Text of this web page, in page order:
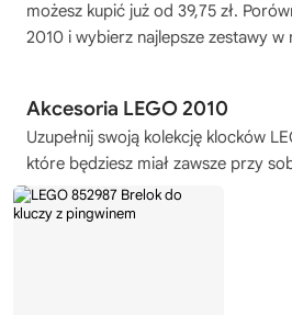
możesz kupić już od 39,75 zł.
2010 i wybierz najlepsze zestawy w
Akcesoria LEGO 2010
Uzupełnij swoją kolekcję klocków
które będziesz miał zawsze przy